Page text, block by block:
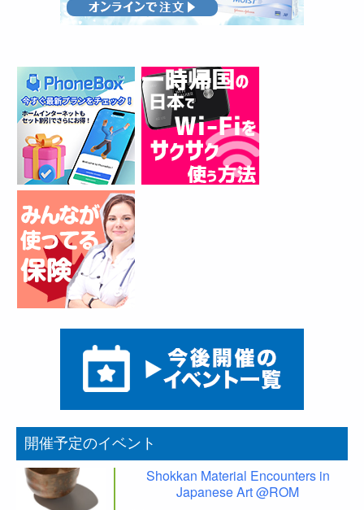
開催予定のイベント
Shokkan Material Encounters in
Japanese Art @ROM